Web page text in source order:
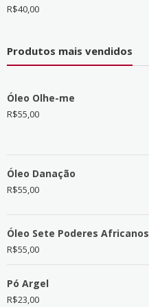
R$40,00
Produtos mais vendidos
Óleo Olhe-me
R$55,00
Óleo Danação
R$55,00
Óleo Sete Poderes Africanos
R$55,00
Pó Argel
R$23,00